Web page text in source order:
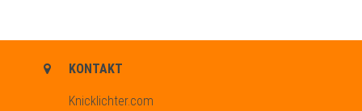
KONTAKT
Knicklichter.com